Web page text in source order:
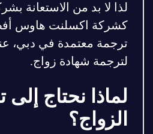
لذا لا بد من الاستعانة
كشركة اكسلنت هاوس
ترجمة معتمدة في دبي،
لترجمة شهادة زواج.
لماذا نحتاج إلى
الزواج؟